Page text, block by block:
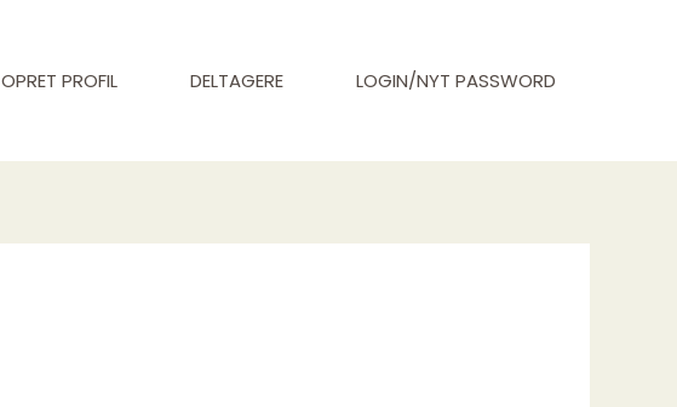
OPRET PROFIL DELTAGERE LOGIN/NYT PASSWORD